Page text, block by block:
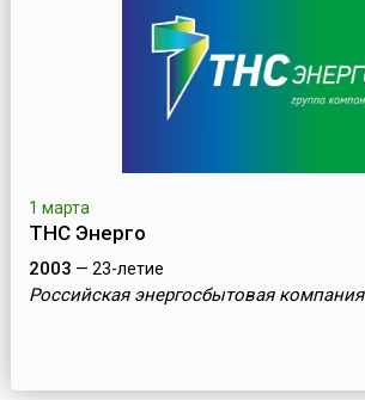
1 марта
ТНС Энерго
2003 — 23-летие
Российская энергосбытовая компания